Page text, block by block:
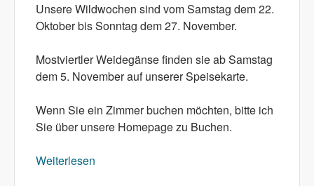
Unsere Wildwochen sind vom Samstag dem 22.
Oktober bis Sonntag dem 27. November.
Mostviertler Weidegänse finden sie ab Samstag
dem 5. November auf unserer Speisekarte.
Wenn Sie ein Zimmer buchen möchten, bitte ich
Sie über unsere Homepage zu Buchen.
Weiterlesen